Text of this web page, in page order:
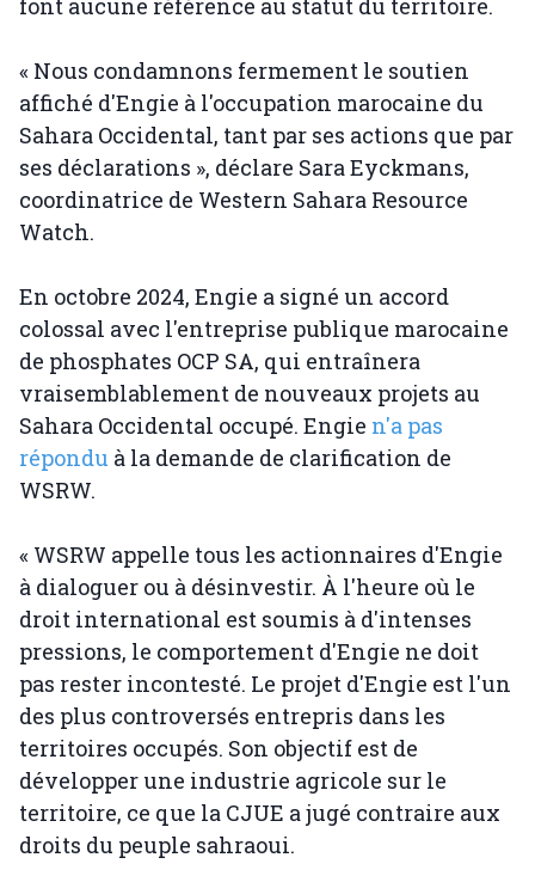
font aucune référence au statut du territoire.
« Nous condamnons fermement le soutien
affiché d'Engie à l'occupation marocaine du
Sahara Occidental, tant par ses actions que par
ses déclarations », déclare Sara Eyckmans,
coordinatrice de Western Sahara Resource
Watch.
En octobre 2024, Engie a signé un accord
colossal avec l'entreprise publique marocaine
de phosphates OCP SA, qui entraînera
vraisemblablement de nouveaux projets au
Sahara Occidental occupé. Engie n'a pas
répondu à la demande de clarification de
WSRW.
« WSRW appelle tous les actionnaires d'Engie
à dialoguer ou à désinvestir. À l'heure où le
droit international est soumis à d'intenses
pressions, le comportement d'Engie ne doit
pas rester incontesté. Le projet d'Engie est l'un
des plus controversés entrepris dans les
territoires occupés. Son objectif est de
développer une industrie agricole sur le
territoire, ce que la CJUE a jugé contraire aux
droits du peuple sahraoui.